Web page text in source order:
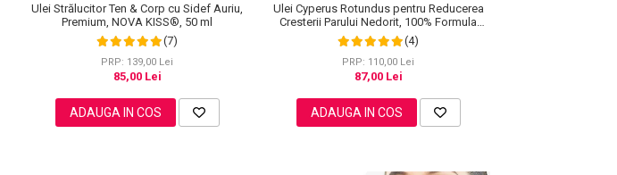
Ulei Strălucitor Ten & Corp cu Sidef Auriu,
Premium, NOVA KISS®, 50 ml
(7)
PRP: 139,00 Lei
85,00 Lei
ADAUGA IN COS
Ulei Cyperus Rotundus pentru Reducerea
Cresterii Parului Nedorit, 100% Formula
Naturala, NOVA KISS®, 60 ml
(4)
PRP: 110,00 Lei
87,00 Lei
ADAUGA IN COS